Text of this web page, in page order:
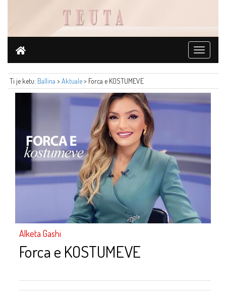
Toggle
Ti je ketu: Ballina >Aktuale> Forca e KOSTUMEVE
Alketa Gashi
Forca e KOSTUMEVE